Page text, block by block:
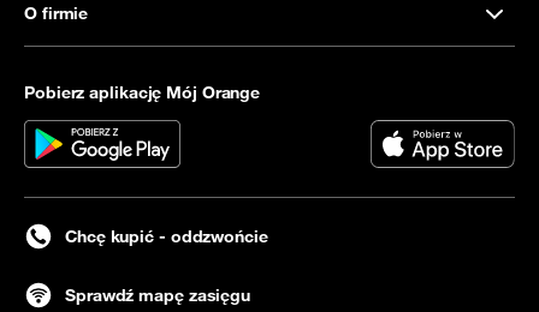
O firmie
Pobierz aplikację Mój Orange
Chcę kupić - oddzwońcie
Sprawdź mapę zasięgu